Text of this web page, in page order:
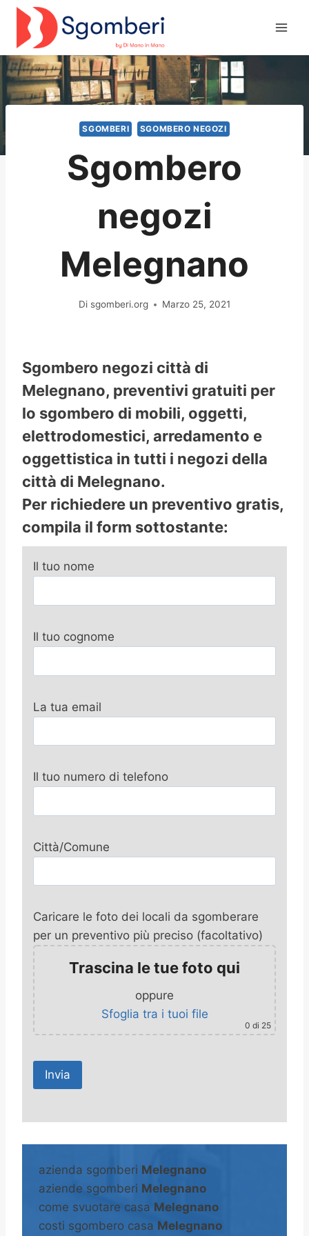
Salta
contenuto
SGOMBERI SGOMBERO NEGOZI
Sgombero
negozi
Melegnano
Di sgomberi.org Marzo 25, 2021
Sgombero negozi città di
Melegnano, preventivi gratuiti per
lo sgombero di mobili, oggetti,
elettrodomestici, arredamento e
oggettistica in tutti i negozi della
città di Melegnano.
Per richiedere un preventivo gratis,
compila il form sottostante:
Il tuo nome
Il tuo cognome
La tua email
Il tuo numero di telefono
Città/Comune
Caricare le foto dei locali da sgomberare
per un preventivo più preciso (facoltativo)
Trascina le tue foto qui
oppure
Sfoglia tra i tuoi file
0 di 25
A
e
n
a
azienda sgomberi Melegnano
aziende sgomberi Melegnano
come svuotare casa Melegnano
costi sgombero casa Melegnano